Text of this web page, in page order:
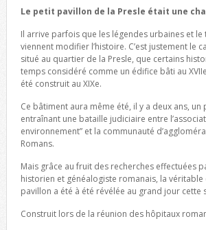
Le petit pavillon de la Presle était une
Il arrive parfois que les légendes urbaines et le
viennent modifier l’histoire. C’est justement le
situé au quartier de la Presle, que certains
temps considéré comme un édifice bâti au
été construit au XIXe.
Ce bâtiment aura même été, il y a deux ans,
entraînant une bataille judiciaire entre
environnement” et la communauté
Romans.
Mais grâce au fruit des recherches effectuées
historien et généalogiste romanais, la véritable
pavillon a été à été révélée au grand jour cette
Construit lors de la réunion des hôpitaux